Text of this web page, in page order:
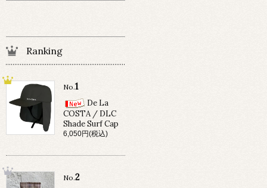
Ranking
No.1
De La
COSTA / DLC
Shade Surf Cap
6,050円(税込)
No.2